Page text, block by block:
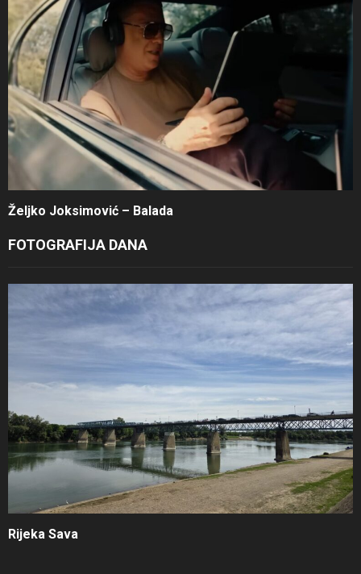
Željko Joksimović – Balada
FOTOGRAFIJA DANA
Rijeka Sava